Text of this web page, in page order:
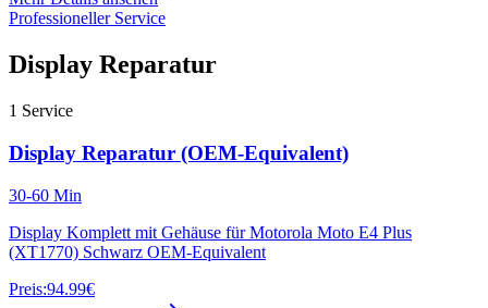
Professioneller Service
Display Reparatur
1 Service
Display Reparatur (OEM-Equivalent)
30-60 Min
Display Komplett mit Gehäuse für Motorola Moto E4 Plus
(XT1770) Schwarz OEM-Equivalent
Preis:94.99€